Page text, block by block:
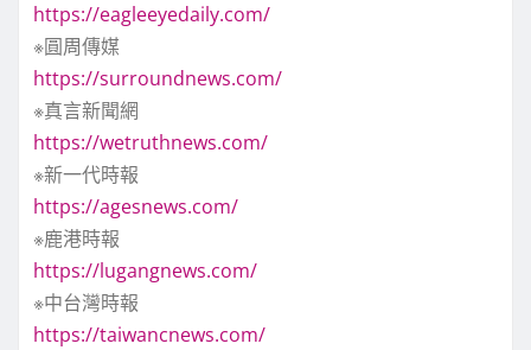
https://eagleeyedaily.com/
※圓周傳媒
https://surroundnews.com/
※真言新聞網
https://wetruthnews.com/
※新一代時報
https://agesnews.com/
※鹿港時報
https://lugangnews.com/
※中台灣時報
https://taiwancnews.com/